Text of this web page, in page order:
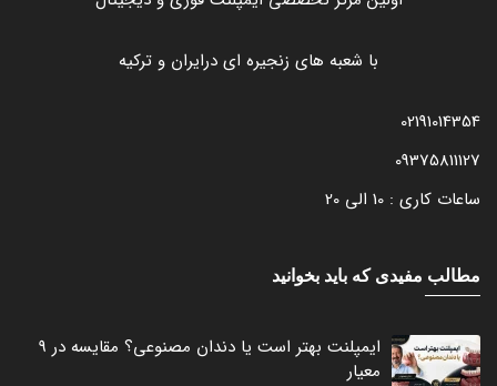
با شعبه های زنجیره ای درایران و ترکیه
02191014354
09375811127
ساعات کاری : 10 الی 20
مطالب مفیدی که باید بخوانید
ایمپلنت بهتر است یا دندان مصنوعی؟ مقایسه در 9
معیار